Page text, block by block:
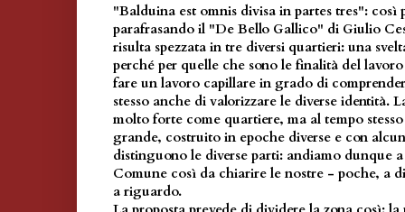
"Balduina est omnis divisa in partes tres": così
parafrasando il "De Bello Gallico" di Giulio
risulta spezzata in tre diversi quartieri: una
perché per quelle che sono le finalità del
fare un lavoro capillare in grado di
stesso anche di valorizzare le diverse identità.
molto forte come quartiere, ma al tempo
grande, costruito in epoche diverse e con
distinguono le diverse parti: andiamo dunque
Comune così da chiarire le nostre - poche, a
a riguardo.